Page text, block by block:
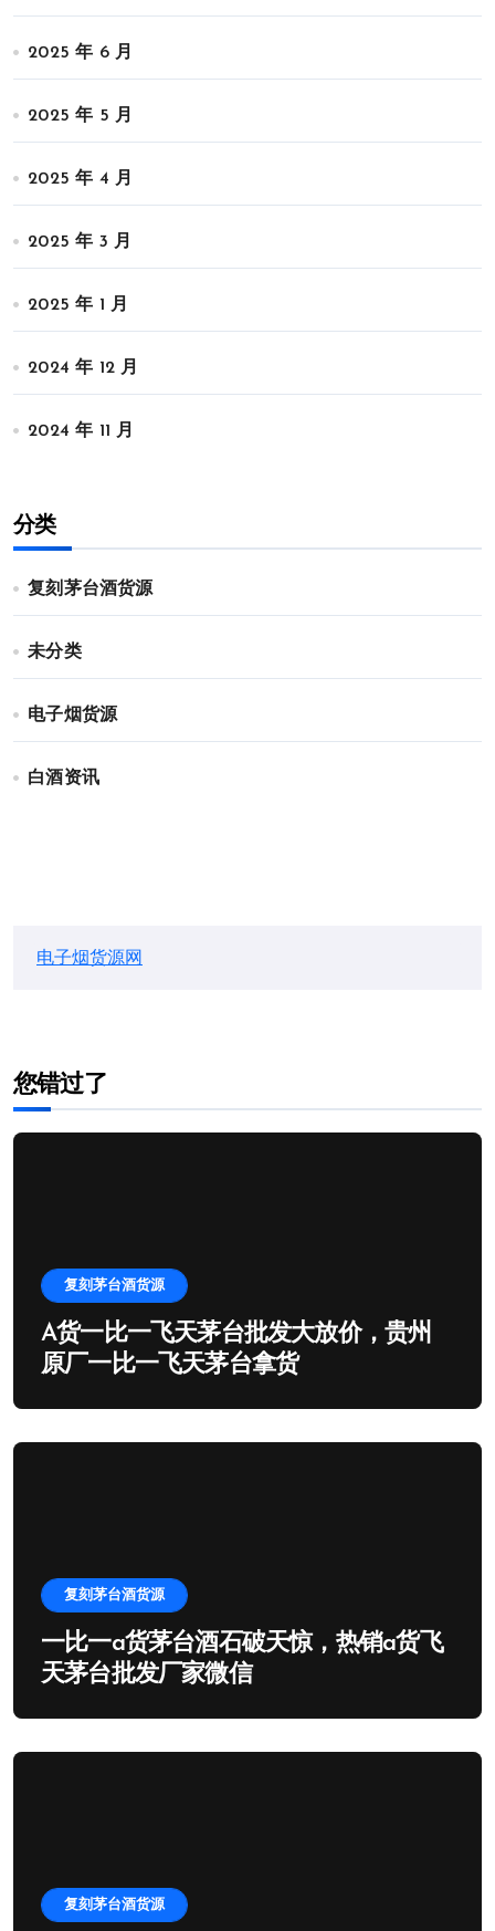
2025 年 6 月
2025 年 5 月
2025 年 4 月
2025 年 3 月
2025 年 1 月
2024 年 12 月
2024 年 11 月
分类
复刻茅台酒货源
未分类
电子烟货源
白酒资讯
电子烟货源网
您错过了
复刻茅台酒货源
A货一比一飞天茅台批发大放价，贵州
原厂一比一飞天茅台拿货
复刻茅台酒货源
一比一a货茅台酒石破天惊，热销a货飞
天茅台批发厂家微信
复刻茅台酒货源